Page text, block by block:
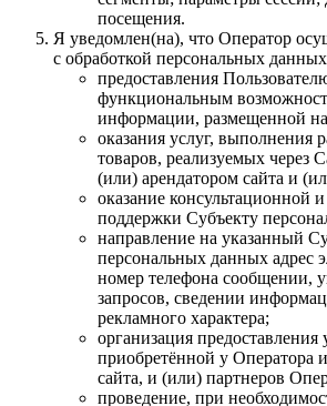
посещения.
Я уведомлен(на), что Оператор
с обработкой персональных
предоставления
функциональным
информации, размещенной
оказания услуг, выполнения
товаров, реализуемых через
(или) арендатором сайта и
оказание консультационной
поддержки Субъекту
направление на указанный
персональных данных адрес
номер телефона сообщении,
запросов, сведении
рекламного характера;
организация предоставления
приобретённой у Оператора
сайта, и (или) партнеров
проведение, при